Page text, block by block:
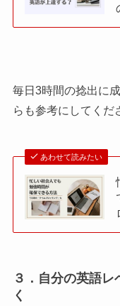
毎日3時間の捻出に
らも参考にしてくだ
あわせて読みたい
３．自分の英語
く